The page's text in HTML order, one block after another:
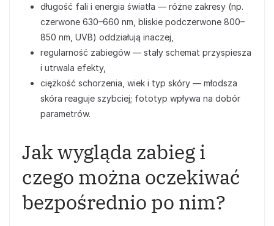
długość fali i energia światła — różne zakresy (np.
czerwone 630–660 nm, bliskie podczerwone 800–
850 nm, UVB) oddziałują inaczej,
regularność zabiegów — stały schemat przyspiesza
i utrwala efekty,
ciężkość schorzenia, wiek i typ skóry — młodsza
skóra reaguje szybciej; fototyp wpływa na dobór
parametrów.
Jak wygląda zabieg i
czego można oczekiwać
bezpośrednio po nim?